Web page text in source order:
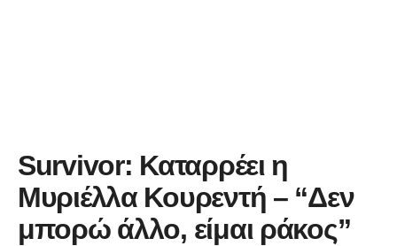
Survivor: Καταρρέει η
Μυριέλλα Κουρεντή – “Δεν
μπορώ άλλο, είμαι ράκος”